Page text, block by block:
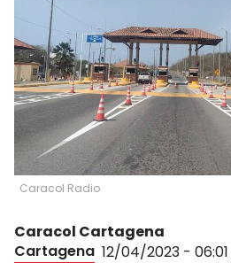
Caracol Radio
Caracol Cartagena
Cartagena 12/04/2023 - 06:01